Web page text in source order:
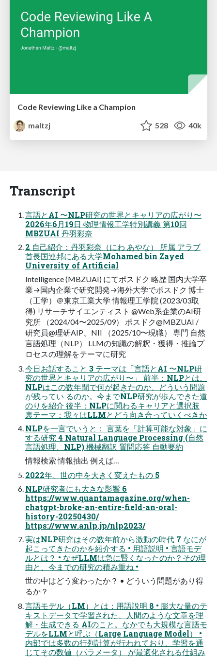
Code Reviewing Like a Champion
maltzj
528 40k
Transcript
言語とAI 〜NLP研究の世界とキャリアの広がり〜
2026年6月19日 物理情報工学特別講義 第10回
MBZUAI 丹羽彩奈
2 自己紹介：丹羽彩奈（にわ あやな） 所属 アラブ
首長国連邦にある大学Mohamed bin Zayed
University of Artificial
Intelligence (MBZUAI) にてポスドク 略歴 国内大学卒
業→国内企業で研究開発→海外大学でポスドク 博士
（工学）＠東京工業大学 情報理工学院 (2023/03取
得) リサーチサイエンティスト @Web系企業のAI研
究所 （2024/04〜2025/09） ポスドク@MBZUAI /
研究員@理研AIP、NII （2025/10〜現職） 専門 自然
言語処理（NLP） LLMの知識の解釈・獲得・推論プ
ロセスの理解をテーマに研究
今日お話すること 3 テーマは「言語とAI 〜NLP研
究の世界とキャリアの広がり〜」 前半：NLPとは。
NLPはこの数年間で何が起きたのか、どういう問題
が残ってい るのか。今までNLP研究が歩んできた道
のりを紹介 後半：NLPに関わるキャリアと選択肢
裏テーマ：我々はLLMとどう向き合っていくべきか
NLPを一言でいうと： 言葉を「計算可能な対象」に
する研究 4 Natural Language Processing (自然
言語処理、NLP) 機械翻訳 質問応答 自動要約
情報検索 情報抽出 例えば…
2022年、世の中を大きく変えたもの 5
NLP研究者にも大きな影響 6
https://www.quantamagazine.org/when-
chatgpt-broke-an-entire-field-an-oral-
history-20250430/
https://www.anlp.jp/nlp2023/
実はNLP研究はその数年前から激動の時代 7 なにが
起こってきたのかを紹介する • 用語説明 • 言語モデ
ルとは？ • なぜLLMは急に賢くなったのか？その理
由と、今までの研究の積み重ね •
世の中はどう変わったか？ • どういう問題があり得
るか？
言語モデル（LM）とは：用語説明 8 • 膨大な量のテ
キストデータで学習された、人間のような文章を理
解・生成できる AIのこと。なかでも大規模な言語モ
デルをLLMと呼ぶ（Large Language Model） •
内部では多数の行列計算が行われており、学習を通
じてその数値（パラメータ） が最適化される仕組み